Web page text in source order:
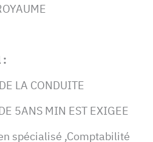
:
LA CONDUITE
5ANS MIN EST EXIGEE
spécialisé ,Comptabilité